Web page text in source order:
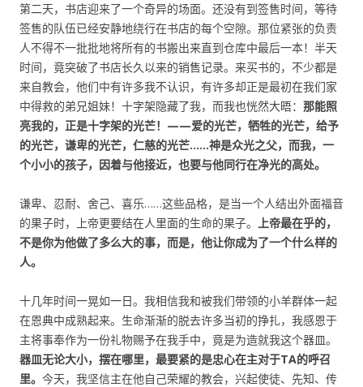
第二天，书店迎来了一个奇异的场面。还没有到签售时间，等待
签售的队伍已经安静地绕行在书店的每个空隙。那位紧张的负责
人不得不一批批地将所有的书搬出来直到仓库中最后一本！半天
时间，竟突破了书店长久以来的销售记录。来买书的，不少都是
来自教会，他们中有许多我不认识，有许多却正是最初在我们家
中得救的弟兄姐妹！十字架隐藏了我，而我也恍然大晤： 那能照
亮我的，正是十字架的光芒！——爱的光芒，牺牲的光芒，给予
的光芒，谦卑的光芒，仁慈的光芒……神是众光之父，而我，一
个小小的孩子，因着与他接近，也要与他同行在净光的高处。
谦卑、忍耐、舍己、喜乐……这些品格，是当一个人结出外面福音
的果子时，上帝更要结在人里面的生命的果子。 上帝最在乎的，
不是你为他做了多么大的事，而是，他让你成为了一个什么样的
人。
十几年时间一晃如一日。我相信我和被我们带领的小羊群体一起
在恩典中成熟起来。生命渐渐的脱去许多当初的挣扎，我感恩于
主将事奉作为一份礼物赐予在我手中，竟是为造就我这个器皿。
器皿无论大小，摆在哪里，最要紧的是忠心在主对于TA的呼召
里。 今天，我坚信主在他自己荣耀的教会，兴起使徒、先知、传